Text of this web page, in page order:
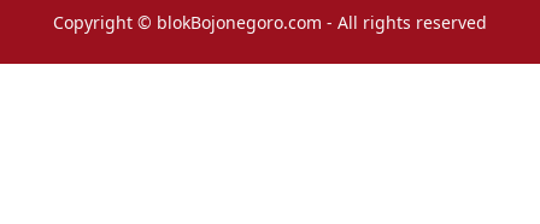
Copyright © blokBojonegoro.com - All rights reserved